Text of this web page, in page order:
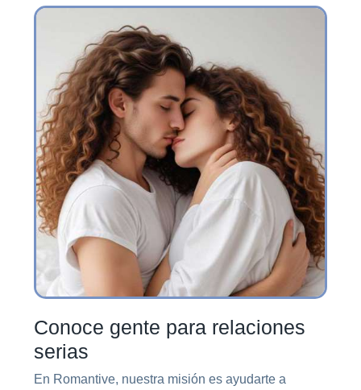
Conoce gente para relaciones
serias
En Romantive, nuestra misión es ayudarte a